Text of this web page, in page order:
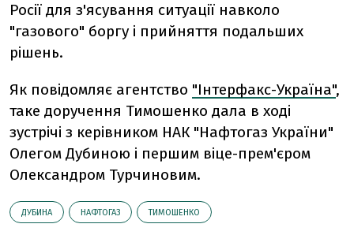
Росії для з'ясування ситуації навколо
"газового" боргу і прийняття подальших
рішень.
Як повідомляє агентство "Інтерфакс-Україна",
таке доручення Тимошенко дала в ході
зустрічі з керівником НАК "Нафтогаз України"
Олегом Дубиною і першим віце-прем'єром
Олександром Турчиновим.
ДУБИНА НАФТОГАЗ ТИМОШЕНКО